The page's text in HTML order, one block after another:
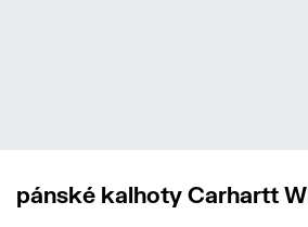
pánské kalhoty Carhartt